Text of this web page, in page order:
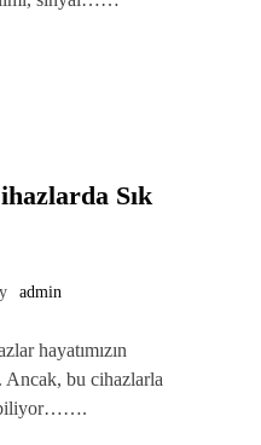
Sık
admin
hayatımızın
Ancak, bu cihazlarla